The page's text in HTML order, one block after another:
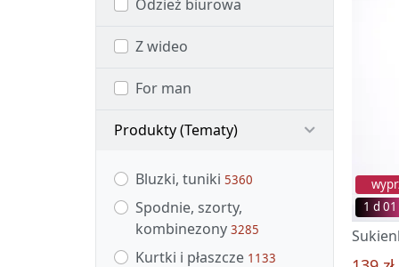
Odzież biurowa
Z wideo
For man
Produkty (Tematy)
Bluzki, tuniki 5360
Spodnie, szorty,
kombinezony 3285
Kurtki i płaszcze 1133
1 d